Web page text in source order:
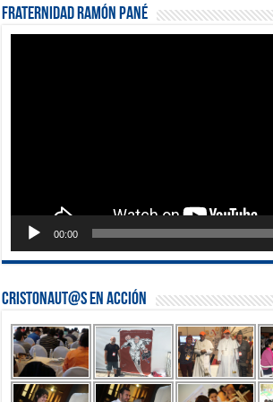
Fraternidad Ramón Pané
00:00
Cristonaut@s en Acción